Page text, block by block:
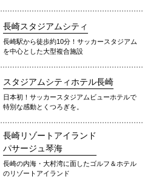
長崎スタジアムシティ
長崎駅から徒歩約10分！サッカースタジアム
を中心とした大型複合施設
スタジアムシティホテル長崎
日本初！サッカースタジアムビューホテルで
特別な感動とくつろぎを。
長崎リゾートアイランド
パサージュ琴海
長崎の内海・大村湾に面したゴルフ＆ホテル
のリゾートアイランド